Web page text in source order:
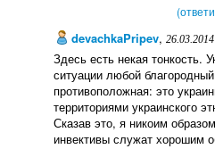
devachkaPripev,
Здесь есть некая
ситуации любой
противоположная: это
территориями украинского
Сказав это, я никоим
инвективы служат хорошим